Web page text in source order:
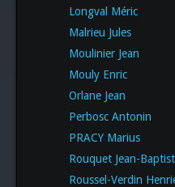
Longval Méric
Malrieu Jules
Moulinier Jean
Mouly Enric
Orlane Jean
Perbosc Antonin
PRACY Marius
Rouquet Jean-
Roussel-Verdin